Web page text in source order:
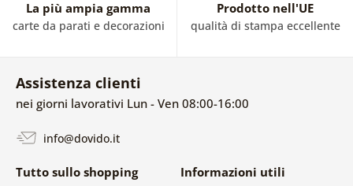
La più ampia gamma
carte da parati e decorazioni
Prodotto nell'UE
qualità di stampa eccellente
Assistenza clienti
nei giorni lavorativi Lun - Ven 08:00-16:00
info@dovido.it
Tutto sullo shopping Informazioni utili